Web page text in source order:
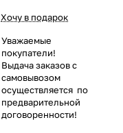
Хочу в подарок
Уважаемые
покупатели!
Выдача заказов с
самовывозом
осуществляется по
предварительной
договоренности!